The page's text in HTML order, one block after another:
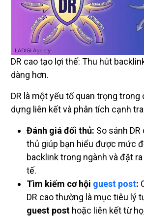
DR cao tạo lợi thế: Thu hút
dàng hơn.
DR là một yếu tố quan trọng
dựng liên kết và phân tích cạnh
Đánh giá đối thủ: So sánh
thủ giúp bạn hiểu được mức
backlink trong ngành và đặt
tế.
Tìm kiếm cơ hội guest post:
DR cao thường là mục tiêu lý
guest post hoặc liên kết từ